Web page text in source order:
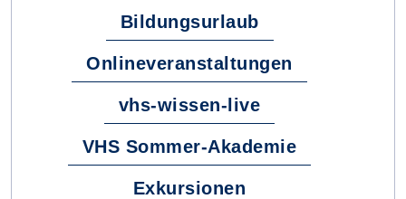
Bildungsurlaub
Onlineveranstaltungen
vhs-wissen-live
VHS Sommer-Akademie
Exkursionen